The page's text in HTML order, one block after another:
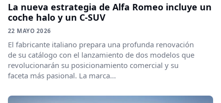
La nueva estrategia de Alfa Romeo incluye un
coche halo y un C-SUV
22 MAYO 2026
El fabricante italiano prepara una profunda renovación
de su catálogo con el lanzamiento de dos modelos que
revolucionarán su posicionamiento comercial y su
faceta más pasional. La marca...